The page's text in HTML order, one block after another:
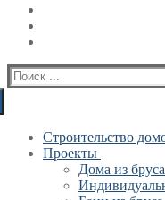
Искать:
Строительство
Проекты
Дома из бруса